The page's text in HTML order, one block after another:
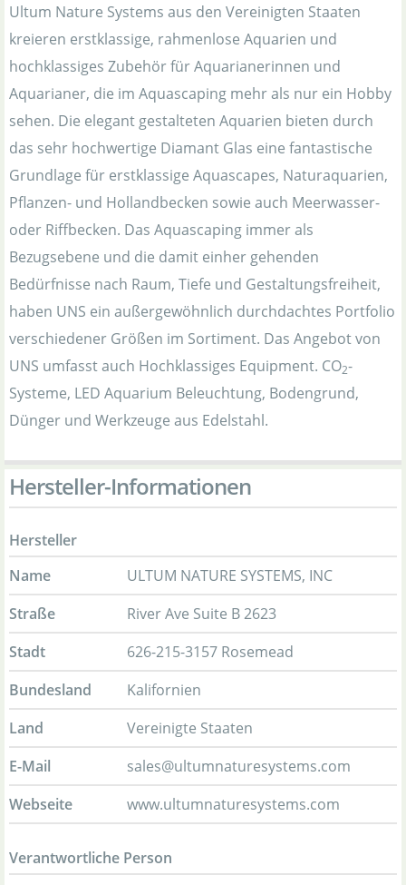
Ultum Nature Systems aus den Vereinigten Staaten
kreieren erstklassige, rahmenlose Aquarien und
hochklassiges Zubehör für Aquarianerinnen und
Aquarianer, die im Aquascaping mehr als nur ein Hobby
sehen. Die elegant gestalteten Aquarien bieten durch
das sehr hochwertige Diamant Glas eine fantastische
Grundlage für erstklassige Aquascapes, Naturaquarien,
Pflanzen- und Hollandbecken sowie auch Meerwasser-
oder Riffbecken. Das Aquascaping immer als
Bezugsebene und die damit einher gehenden
Bedürfnisse nach Raum, Tiefe und Gestaltungsfreiheit,
haben UNS ein außergewöhnlich durchdachtes Portfolio
verschiedener Größen im Sortiment. Das Angebot von
UNS umfasst auch Hochklassiges Equipment. CO2-
Systeme, LED Aquarium Beleuchtung, Bodengrund,
Dünger und Werkzeuge aus Edelstahl.
Hersteller-Informationen
Hersteller
Name
ULTUM NATURE SYSTEMS, INC
Straße
River Ave Suite B 2623
Stadt
626-215-3157 Rosemead
Bundesland
Kalifornien
Land
Vereinigte Staaten
E-Mail
sales@ultumnaturesystems.com
Webseite
www.ultumnaturesystems.com
Verantwortliche Person